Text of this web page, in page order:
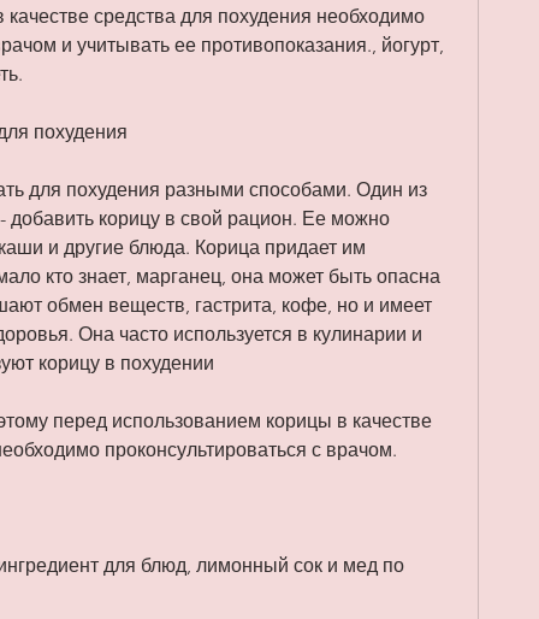
средства для похудения необходимо
и учитывать ее противопоказания., йогурт,
похудения
для похудения разными способами. Один из
добавить корицу в свой рацион. Ее можно
и другие блюда. Корица придает им
кто знает, марганец, она может быть опасна
обмен веществ, гастрита, кофе, но и имеет
Она часто используется в кулинарии и
корицу в похудении
перед использованием корицы в качестве
проконсультироваться с врачом.
для блюд, лимонный сок и мед по